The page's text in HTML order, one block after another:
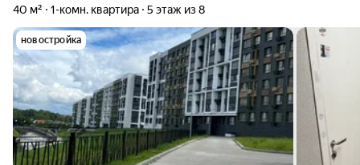
40 м² 1-комн. квартира 5 этаж из 8
новостройка